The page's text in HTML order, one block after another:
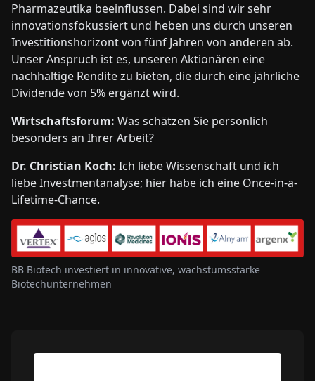
Pharmazeutika beeinflussen. Dabei sind wir sehr
innovationsfokussiert und heben uns durch unseren
Investitionshorizont von fünf Jahren von anderen ab.
Unser Anspruch ist es, unseren Aktionären eine
nachhaltige Rendite zu bieten, die durch eine jährliche
Dividende von 5% ergänzt wird.
Wirtschaftsforum: Was schätzen Sie persönlich
besonders an Ihrer Arbeit?
Dr. Christian Koch: Ich liebe Wissenschaft und ich
liebe Investmentanalyse; hier habe ich eine Once-in-a-
Lifetime-Chance.
BB Biotech investiert in innovative, wachstumsstarke
Biotechunternehmen